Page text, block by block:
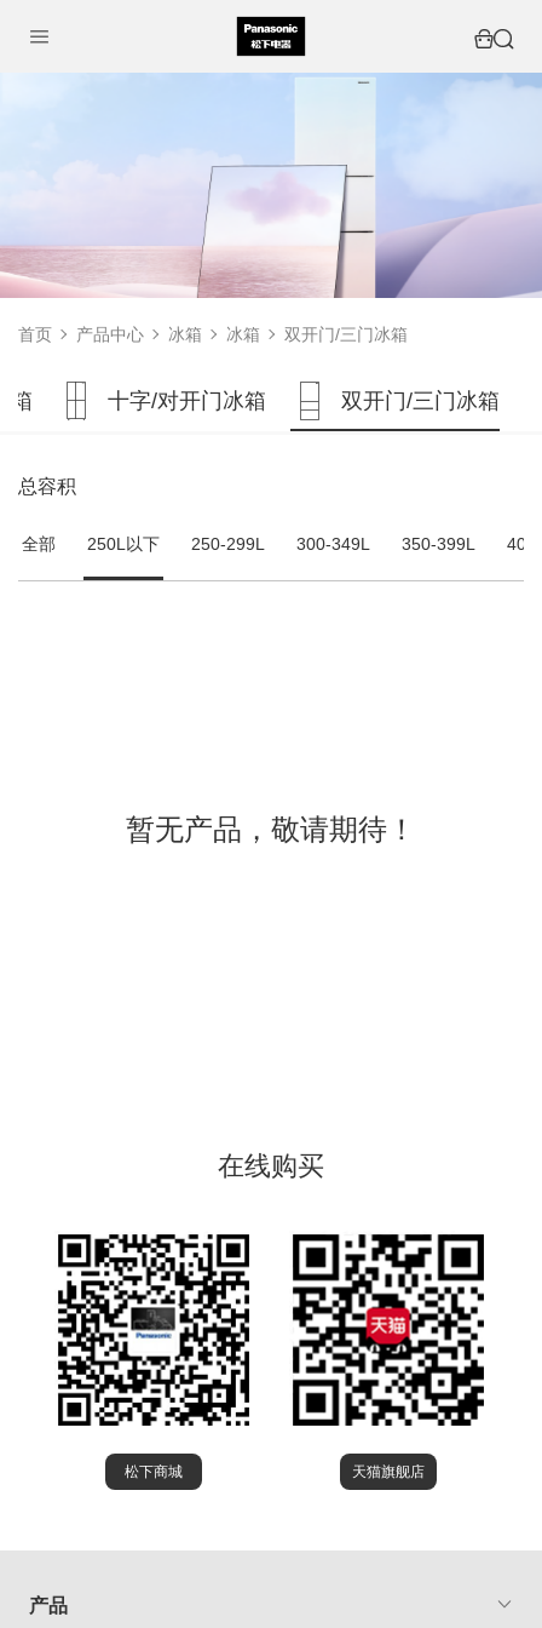
首页 产品中心 冰箱 冰箱 双开门/三门冰箱
箱 十字/对开门冰箱 双开门/三门冰箱
总容积
全部 250L以下 250-299L 300-349L 350-399L
暂无产品，敬请期待！
在线购买
松下商城 天猫旗舰店
产品